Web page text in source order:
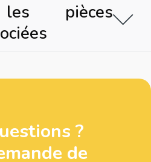
les pièces
?
de